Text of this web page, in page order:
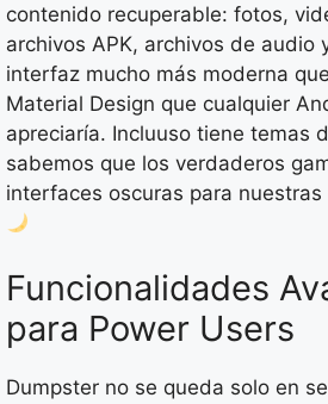
contenido recuperable: fotos,
archivos APK, archivos de audio
interfaz mucho más moderna
Material Design que cualquier
apreciaría. Incluuso tiene temas
sabemos que los verdaderos
interfaces oscuras para
Funcionalidades
para Power Users
Dumpster no se queda solo en